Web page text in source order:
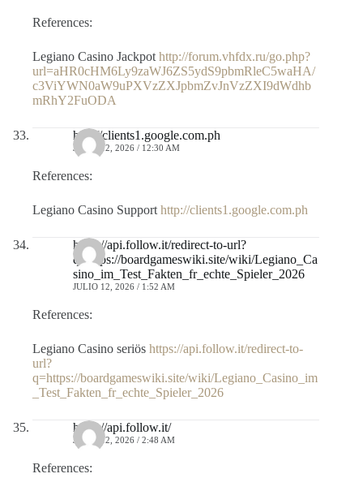
References:
Legiano Casino Jackpot http://forum.vhfdx.ru/go.php?
url=aHR0cHM6Ly9zaWJ6ZS5ydS9pbmRleC5waHA/
c3ViYWN0aW9uPXVzZXJpbmZvJnVzZXI9dWdhb
mRhY2FuODA
http://clients1.google.com.ph
JULIO 12, 2026 / 12:30 AM
References:
Legiano Casino Support http://clients1.google.com.ph
https://api.follow.it/redirect-to-url?
q=https://boardgameswiki.site/wiki/Legiano_Ca
sino_im_Test_Fakten_fr_echte_Spieler_2026
JULIO 12, 2026 / 1:52 AM
References:
Legiano Casino seriös https://api.follow.it/redirect-to-
url?
q=https://boardgameswiki.site/wiki/Legiano_Casino_im
_Test_Fakten_fr_echte_Spieler_2026
https://api.follow.it/
JULIO 12, 2026 / 2:48 AM
References: